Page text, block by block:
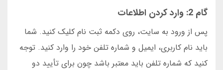
گام 2: وارد کردن اطلاعات
پس از ورود به سایت، روی دکمه ثبت نام کلیک کنید. شما
باید نام کاربری، ایمیل و شماره تلفن خود را وارد کنید. توجه
کنید که شماره تلفن باید معتبر باشد چون برای تأیید دو